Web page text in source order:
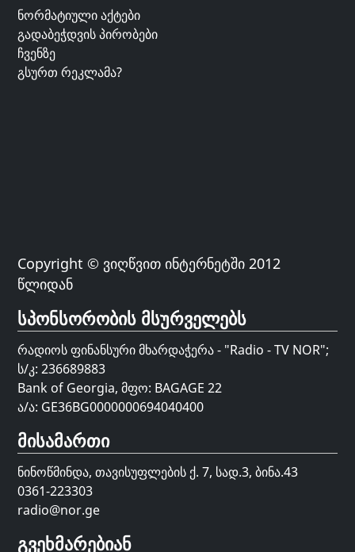
ნორმატიული აქტები
გადაბეჭდვის პირობები
ჩვენზე
გსურთ რეკლამა?
Copyright © ვიღწვით ინტერნეტში 2012
წლიდან
სპონსორობის მსურველებს
რადიოს ფინანსური მხარდაჭერა - "Radio - TV NOR";
ს/კ: 236689883
Bank of Georgia, მფო: BAGAGE 22
ა/ა: GE36BG0000000694040400
მისამართი
ნინოწმინდა, თავისუფლების ქ. 7, სად.3, ბინა.43
0361-223303
radio@nor.ge
გვეხმარებიან